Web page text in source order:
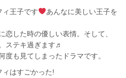
ィ王子です
あんなに美しい王子を
恋した時の優しい表情。そして、
ステキ過ぎます♬
度も見てしまったドラマです。
はすごかった!